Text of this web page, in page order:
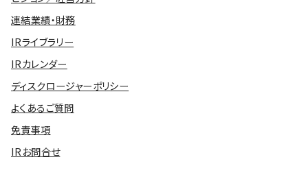
連結業績・財務
IRライブラリー
IRカレンダー
ディスクロージャーポリシー
よくあるご質問
免責事項
IRお問合せ